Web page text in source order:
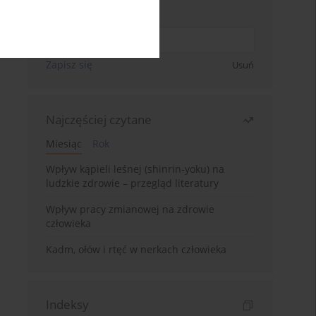
Zapisz się Usuń
Najczęściej czytane
Miesiąc
Rok
Wpływ kąpieli leśnej (shinrin-yoku) na
ludzkie zdrowie – przegląd literatury
Wpływ pracy zmianowej na zdrowie
człowieka
Kadm, ołów i rtęć w nerkach człowieka
Indeksy